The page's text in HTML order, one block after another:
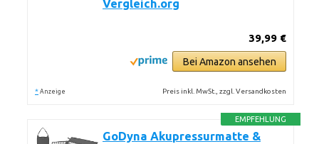
Vergleich.org
39,99 €
Bei Amazon ansehen
* Anzeige Preis inkl. MwSt., zzgl. Versandkosten
EMPFEHLUNG
GoDyna Akupressurmatte &